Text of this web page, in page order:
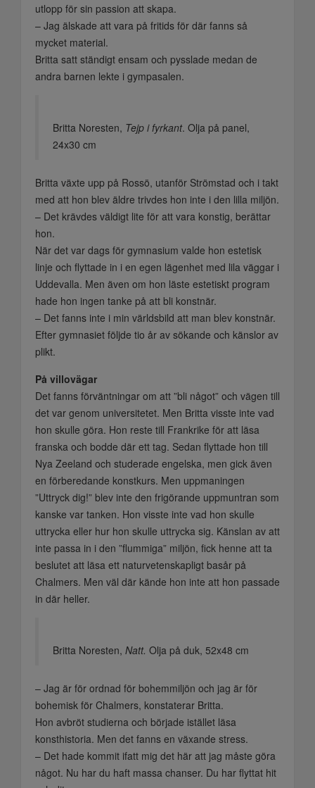
utlopp för sin passion att skapa.
– Jag älskade att vara på fritids för där fanns så
mycket material.
Britta satt ständigt ensam och pysslade medan de
andra barnen lekte i gympasalen.
Britta Noresten, Tejp i fyrkant. Olja på panel,
24x30 cm
Britta växte upp på Rossö, utanför Strömstad och i takt
med att hon blev äldre trivdes hon inte i den lilla miljön.
– Det krävdes väldigt lite för att vara konstig, berättar
hon.
När det var dags för gymnasium valde hon estetisk
linje och flyttade in i en egen lägenhet med lila väggar i
Uddevalla. Men även om hon läste estetiskt program
hade hon ingen tanke på att bli konstnär.
– Det fanns inte i min världsbild att man blev konstnär.
Efter gymnasiet följde tio år av sökande och känslor av
plikt.
På villovägar
Det fanns förväntningar om att ”bli något” och vägen till
det var genom universitetet. Men Britta visste inte vad
hon skulle göra. Hon reste till Frankrike för att läsa
franska och bodde där ett tag. Sedan flyttade hon till
Nya Zeeland och studerade engelska, men gick även
en förberedande konstkurs. Men uppmaningen
”Uttryck dig!” blev inte den frigörande uppmuntran som
kanske var tanken. Hon visste inte vad hon skulle
uttrycka eller hur hon skulle uttrycka sig. Känslan av att
inte passa in i den ”flummiga” miljön, fick henne att ta
beslutet att läsa ett naturvetenskapligt basår på
Chalmers. Men väl där kände hon inte att hon passade
in där heller.
Britta Noresten, Natt. Olja på duk, 52x48 cm
– Jag är för ordnad för bohemmiljön och jag är för
bohemisk för Chalmers, konstaterar Britta.
Hon avbröt studierna och började istället läsa
konsthistoria. Men det fanns en växande stress.
– Det hade kommit ifatt mig det här att jag måste göra
något. Nu har du haft massa chanser. Du har flyttat hit